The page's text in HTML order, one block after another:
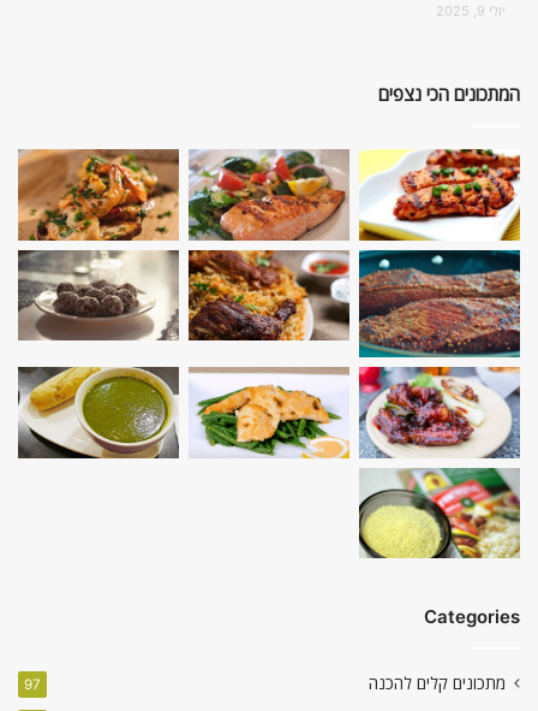
יולי 9, 2025
המתכונים הכי נצפים
Categories
מתכונים קלים להכנה 97